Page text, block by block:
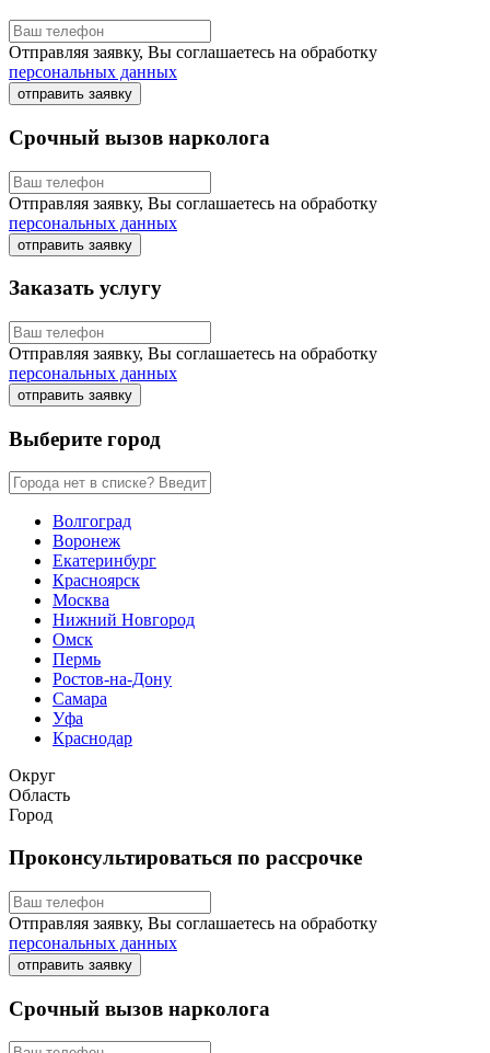
Отправляя заявку, Вы соглашаетесь на обработку
персональных данных
отправить заявку
Срочный вызов нарколога
Отправляя заявку, Вы соглашаетесь на обработку
персональных данных
отправить заявку
Заказать услугу
Отправляя заявку, Вы соглашаетесь на обработку
персональных данных
отправить заявку
Выберите город
Волгоград
Воронеж
Екатеринбург
Красноярск
Москва
Нижний Новгород
Омск
Пермь
Ростов-на-Дону
Самара
Уфа
Краснодар
Округ
Область
Город
Проконсультироваться по рассрочке
Отправляя заявку, Вы соглашаетесь на обработку
персональных данных
отправить заявку
Срочный вызов нарколога